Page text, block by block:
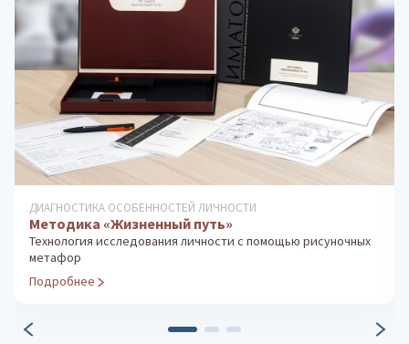
ДИАГНОСТИКА ОСОБЕННОСТЕЙ ЛИЧНОСТИ
Методика «Жизненный путь»
Технология исследования личности с помощью рисуночных
метафор
Подробнее